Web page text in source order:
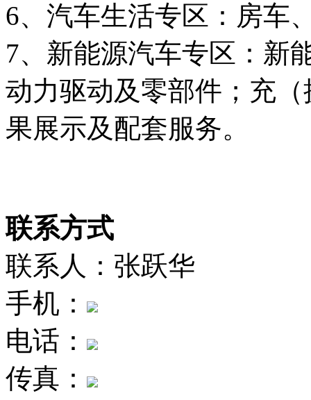
6、汽车生活专区：房车
7、新能源汽车专区：新
动力驱动及零部件；充
果展示及配套服务。
联系方式
联系人：张跃华
手机：
电话：
传真：